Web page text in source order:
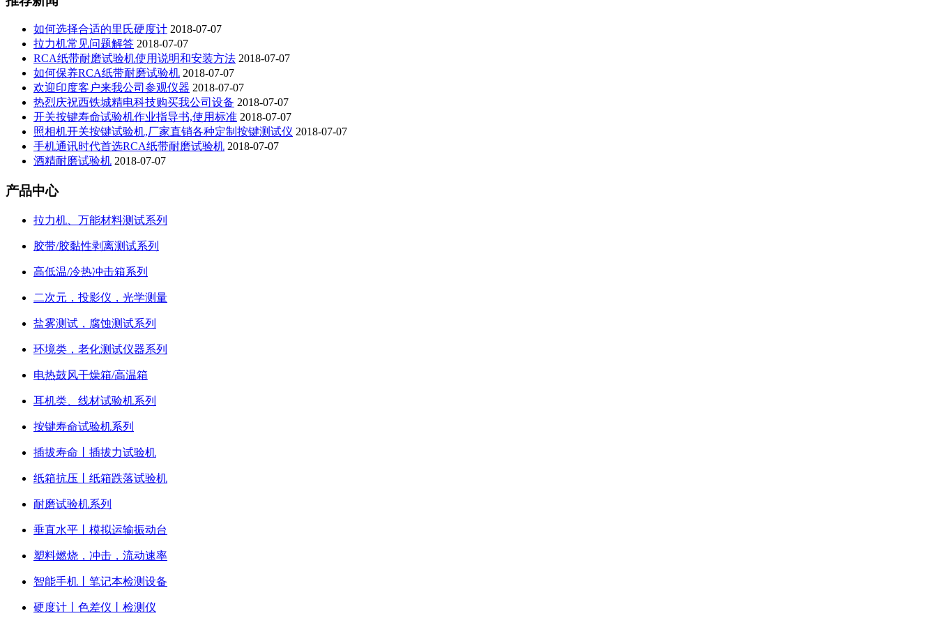
如何选择合适的里氏硬度计 2018-07-07
拉力机常见问题解答 2018-07-07
RCA纸带耐磨试验机使用说明和安装方法 2018-07-07
如何保养RCA纸带耐磨试验机 2018-07-07
欢迎印度客户来我公司参观仪器 2018-07-07
热烈庆祝西铁城精电科技购买我公司设备 2018-07-07
开关按键寿命试验机作业指导书,使用标准 2018-07-07
照相机开关按键试验机,厂家直销各种定制按键测试仪 2018-07-07
手机通讯时代首选RCA纸带耐磨试验机 2018-07-07
酒精耐磨试验机 2018-07-07
产品中心
拉力机、万能材料测试系列
胶带/胶黏性剥离测试系列
高低温/冷热冲击箱系列
二次元，投影仪，光学测量
盐雾测试，腐蚀测试系列
环境类，老化测试仪器系列
电热鼓风干燥箱/高温箱
耳机类、线材试验机系列
按键寿命试验机系列
插拔寿命丨插拔力试验机
纸箱抗压丨纸箱跌落试验机
耐磨试验机系列
垂直水平丨模拟运输振动台
塑料燃烧，冲击，流动速率
智能手机丨笔记本检测设备
硬度计丨色差仪丨检测仪